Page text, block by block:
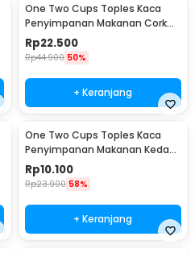
One Two Cups Toples Kaca
Penyimpanan Makanan Cork
Seal Storage Jar 500ml - E1
Rp22.500
Rp44.900 50%
+ Keranjang
One Two Cups Toples Kaca
Penyimpanan Makanan Kedap
Udara Storage Jar 250ml -
GH1270
Rp10.100
Rp23.900 58%
+ Keranjang